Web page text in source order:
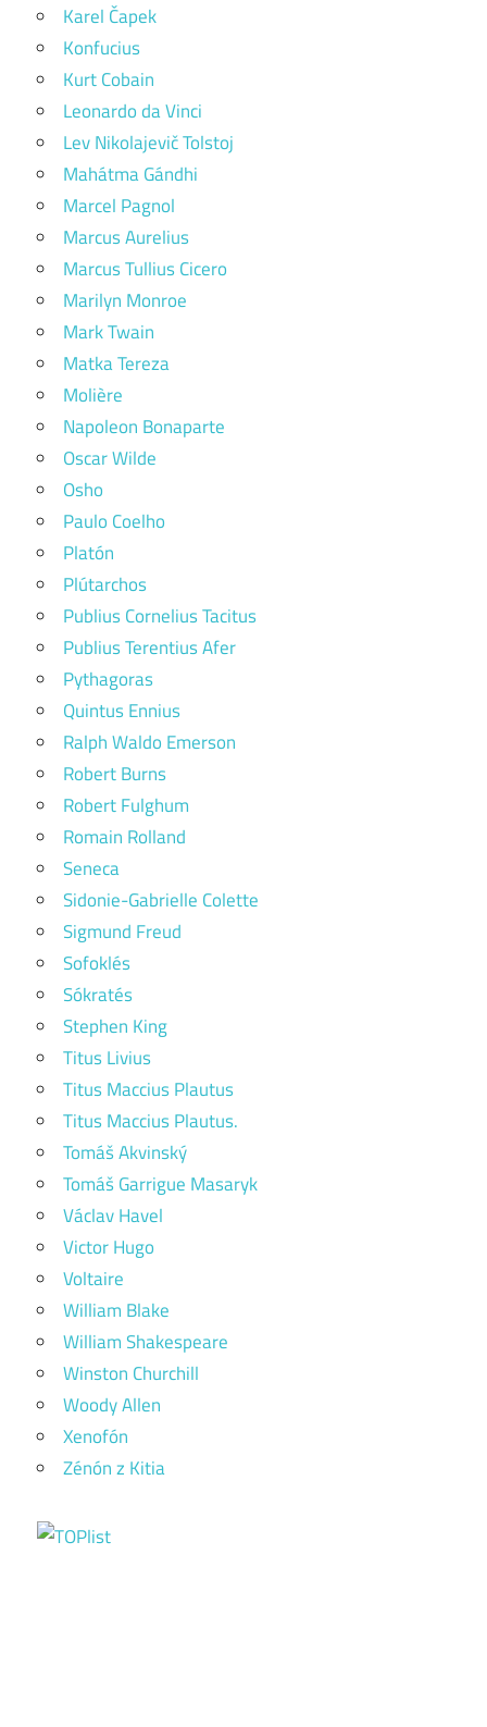
Karel Čapek
Konfucius
Kurt Cobain
Leonardo da Vinci
Lev Nikolajevič Tolstoj
Mahátma Gándhi
Marcel Pagnol
Marcus Aurelius
Marcus Tullius Cicero
Marilyn Monroe
Mark Twain
Matka Tereza
Molière
Napoleon Bonaparte
Oscar Wilde
Osho
Paulo Coelho
Platón
Plútarchos
Publius Cornelius Tacitus
Publius Terentius Afer
Pythagoras
Quintus Ennius
Ralph Waldo Emerson
Robert Burns
Robert Fulghum
Romain Rolland
Seneca
Sidonie-Gabrielle Colette
Sigmund Freud
Sofoklés
Sókratés
Stephen King
Titus Livius
Titus Maccius Plautus
Titus Maccius Plautus.
Tomáš Akvinský
Tomáš Garrigue Masaryk
Václav Havel
Victor Hugo
Voltaire
William Blake
William Shakespeare
Winston Churchill
Woody Allen
Xenofón
Zénón z Kitia